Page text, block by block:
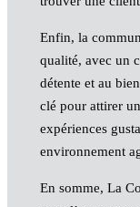
Enfin, la
qualité, avec un
détente et au
clé pour attirer
expériences
environnement
En somme, La